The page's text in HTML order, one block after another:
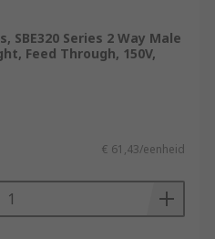
SBE320 Series 2 Way Male
Feed Through, 150V,
€ 61,43/eenheid